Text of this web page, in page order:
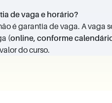
de vaga e horário?
é garantia de vaga. A vaga
(online, conforme
do curso.